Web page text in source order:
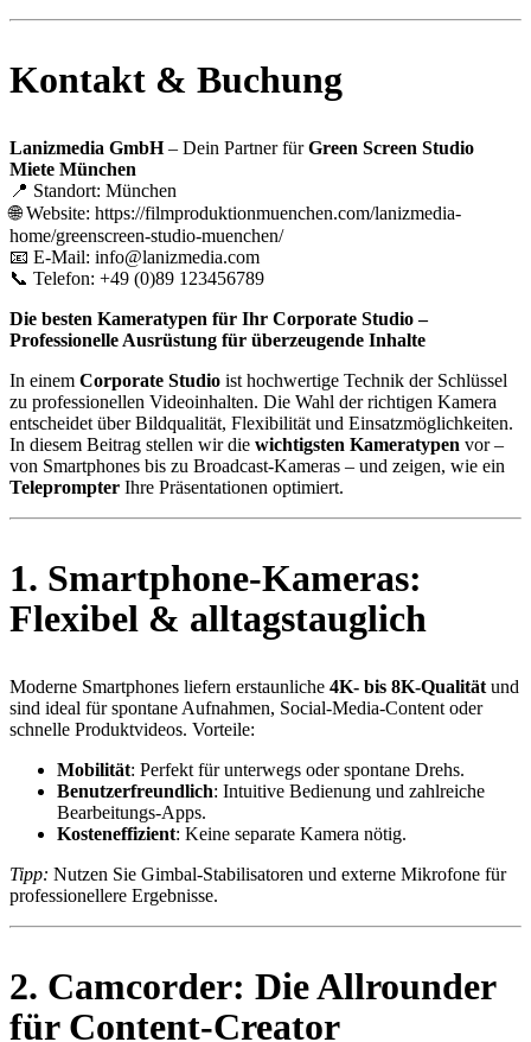
Kontakt & Buchung
Lanizmedia GmbH– Dein Partner fürGreen Screen Studio
Miete München
📍 Standort: München
🌐 Website: https://filmproduktionmuenchen.com/lanizmedia-
home/greenscreen-studio-muenchen/
📧 E-Mail: info@lanizmedia.com
📞 Telefon: +49 (0)89 123456789
Die besten Kameratypen für Ihr Corporate Studio –
Professionelle Ausrüstung für überzeugende Inhalte
In einem Corporate Studio ist hochwertige Technik der Schlüssel
zu professionellen Videoinhalten. Die Wahl der richtigen Kamera
entscheidet über Bildqualität, Flexibilität und Einsatzmöglichkeiten.
In diesem Beitrag stellen wir die wichtigsten Kameratypen vor –
von Smartphones bis zu Broadcast-Kameras – und zeigen, wie ein
Teleprompter Ihre Präsentationen optimiert.
1. Smartphone-Kameras:
Flexibel & alltagstauglich
Moderne Smartphones liefern erstaunliche 4K- bis 8K-Qualität und
sind ideal für spontane Aufnahmen, Social-Media-Content oder
schnelle Produktvideos. Vorteile:
Mobilität: Perfekt für unterwegs oder spontane Drehs.
Benutzerfreundlich: Intuitive Bedienung und zahlreiche
Bearbeitungs-Apps.
Kosteneffizient: Keine separate Kamera nötig.
Tipp: Nutzen Sie Gimbal-Stabilisatoren und externe Mikrofone für
professionellere Ergebnisse.
2. Camcorder: Die Allrounder
für Content-Creator